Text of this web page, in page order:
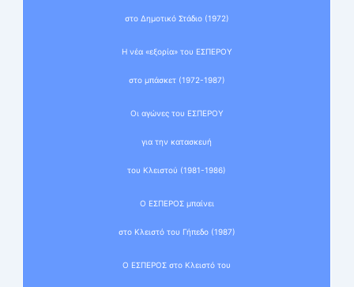
στο Δημοτικό Στάδιο (1972)
Η νέα «εξορία» του ΕΣΠΕΡΟΥ
στο μπάσκετ (1972-1987)
Οι αγώνες του ΕΣΠΕΡΟΥ
για την κατασκευή
του Κλειστού (1981-1986)
Ο ΕΣΠΕΡΟΣ μπαίνει
στο Κλειστό του Γήπεδο (1987)
Ο ΕΣΠΕΡΟΣ στο Κλειστό του